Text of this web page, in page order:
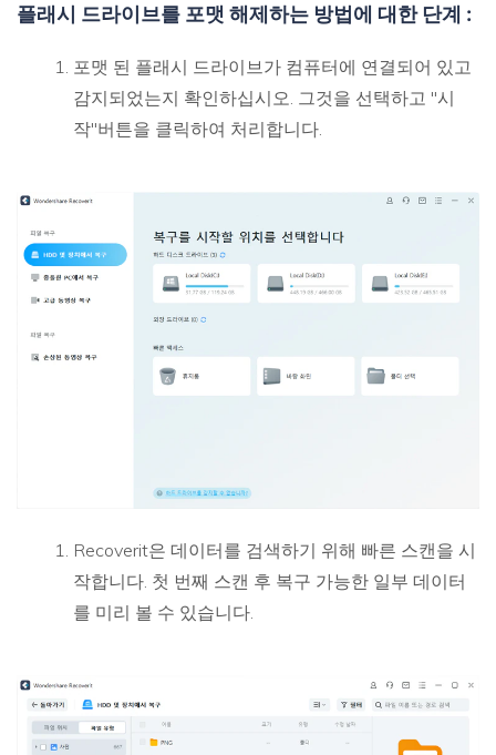
플래시 드라이브를 포맷 해제하는 방법에 대한 단계 :
포맷 된 플래시 드라이브가 컴퓨터에 연결되어 있고
감지되었는지 확인하십시오. 그것을 선택하고 "시
작"버튼을 클릭하여 처리합니다.
Recoverit은 데이터를 검색하기 위해 빠른 스캔을 시
작합니다. 첫 번째 스캔 후 복구 가능한 일부 데이터
를 미리 볼 수 있습니다.